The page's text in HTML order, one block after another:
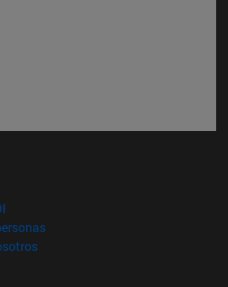
nueva ventana)
(abre en nueva ventana)
(abre en nueva ventana)